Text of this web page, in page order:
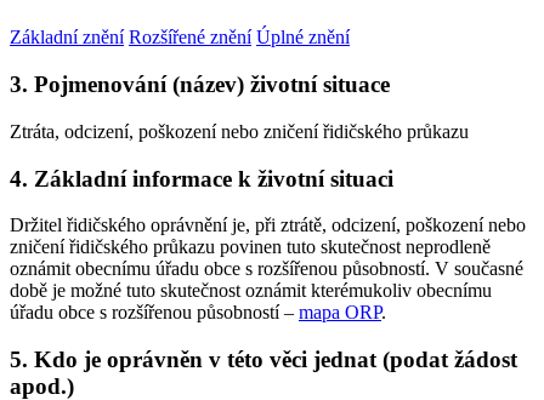
Základní znění Rozšířené znění Úplné znění
3. Pojmenování (název) životní situace
Ztráta, odcizení, poškození nebo zničení řidičského průkazu
4. Základní informace k životní situaci
Držitel řidičského oprávnění je, při ztrátě, odcizení, poškození nebo
zničení řidičského průkazu povinen tuto skutečnost neprodleně
oznámit obecnímu úřadu obce s rozšířenou působností. V současné
době je možné tuto skutečnost oznámit kterémukoliv obecnímu
úřadu obce s rozšířenou působností – mapa ORP.
5. Kdo je oprávněn v této věci jednat (podat žádost
apod.)